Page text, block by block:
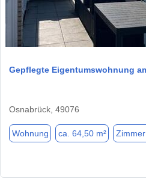
Gepflegte Eigentumswohnung
Osnabrück, 49076
Wohnung ca. 64,50 m²